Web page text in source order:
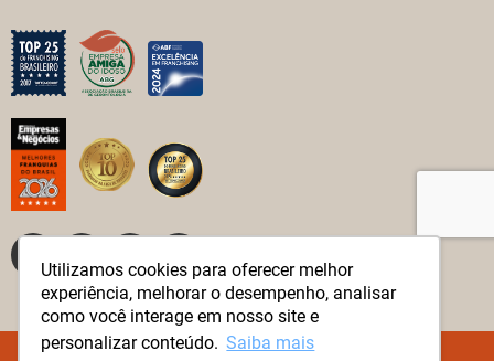
Utilizamos cookies para oferecer melhor
experiência, melhorar o desempenho, analisar
como você interage em nosso site e
personalizar conteúdo. Saiba mais